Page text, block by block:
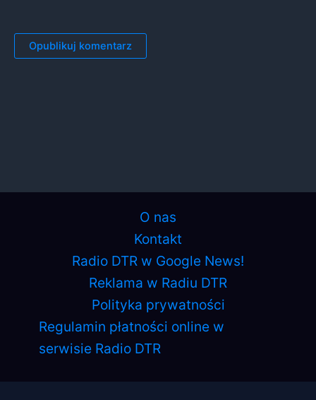
O nas
Kontakt
Radio DTR w Google News!
Reklama w Radiu DTR
Polityka prywatności
Regulamin płatności online w
serwisie Radio DTR